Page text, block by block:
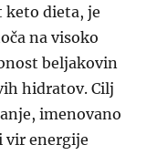
keto dieta, je
na visoko
beljakovin
hidratov. Cilj
imenovano
vir energije